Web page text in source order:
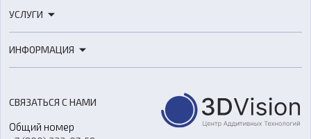
3D-сканеры
Расходные материалы
Оборудование и материалы для вакуумного литья
Аксессуары и прочее оборудование
Программное обеспечение
УСЛУГИ
3D-моделирование
Ремонт и услуги
ИНФОРМАЦИЯ
О компании
СВЯЗАТЬСЯ С НАМИ
Общий номер